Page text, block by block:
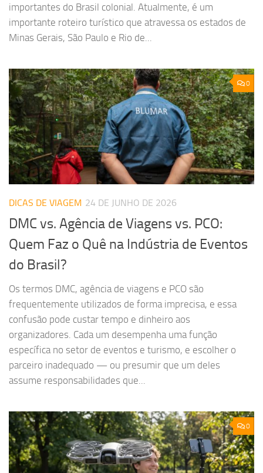
importantes do Brasil colonial. Atualmente, é um
importante roteiro turístico que atravessa os estados de
Minas Gerais, São Paulo e Rio de...
0
DICAS DE VIAGEM 24 DE JUNHO DE 2026
DMC vs. Agência de Viagens vs. PCO:
Quem Faz o Quê na Indústria de Eventos
do Brasil?
Os termos DMC, agência de viagens e PCO são
frequentemente utilizados de forma imprecisa, e essa
confusão pode custar tempo e dinheiro aos
organizadores. Cada um desempenha uma função
específica no setor de eventos e turismo, e escolher o
parceiro inadequado — ou presumir que um deles
assume responsabilidades que...
0